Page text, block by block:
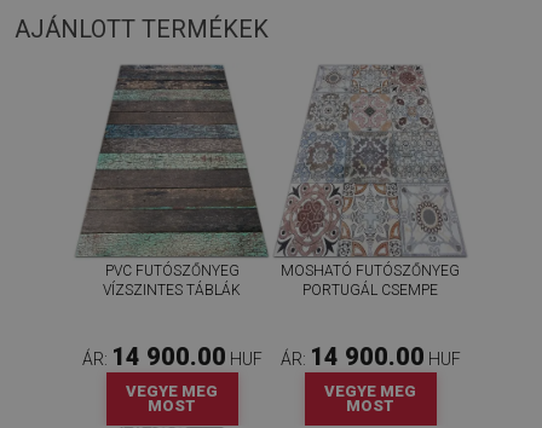
AJÁNLOTT TERMÉKEK
PVC FUTÓSZŐNYEG
VÍZSZINTES TÁBLÁK
ÁR: 14 900.00 HUF
VEGYE MEG
MOST
MOSHATÓ FUTÓSZŐNYEG
PORTUGÁL CSEMPE
ÁR: 14 900.00 HUF
VEGYE MEG
MOST